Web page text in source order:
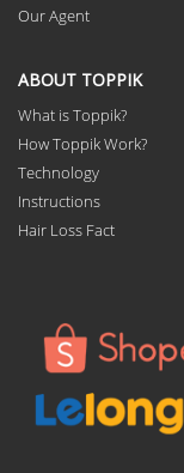
Our Agent
ABOUT TOPPIK
What is Toppik?
How Toppik Work?
Technology
Instructions
Hair Loss Fact